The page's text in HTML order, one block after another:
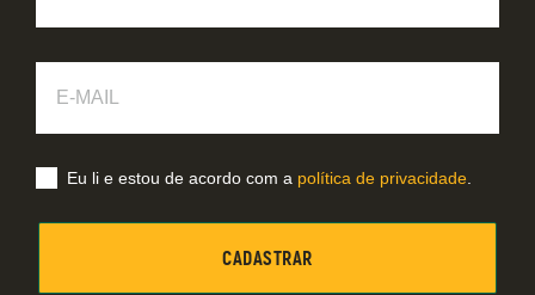
Mail
Eu li e estou de acordo com a política de privacidade